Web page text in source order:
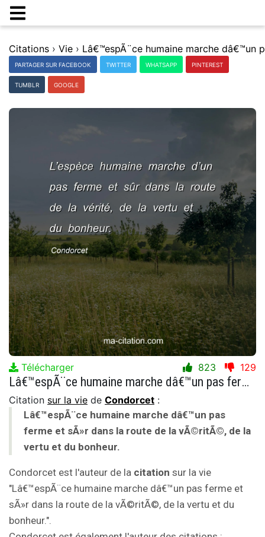
Citations › Vie ›
PARTAGER SUR FACEBOOK TWITTER WHATSAPP PINTEREST
TUMBLR GOOGLE
Télécharger 823 129
Lâ€™espÃ¨ce humaine marche dâ€™un pas ferme et sÃ»r dans la route de la vÃ©ritÃ©, de la vertu et du bonheur.
Citation sur la vie de Condorcet :
Lâ€™espÃ¨ce humaine marche dâ€™un pas
ferme et sÃ»r dans la route de la vÃ©ritÃ©, de la
vertu et du bonheur.
Condorcet est l'auteur de la citation sur la vie
"Lâ€™espÃ¨ce humaine marche dâ€™un pas ferme et
sÃ»r dans la route de la vÃ©ritÃ©, de la vertu et du
bonheur.".